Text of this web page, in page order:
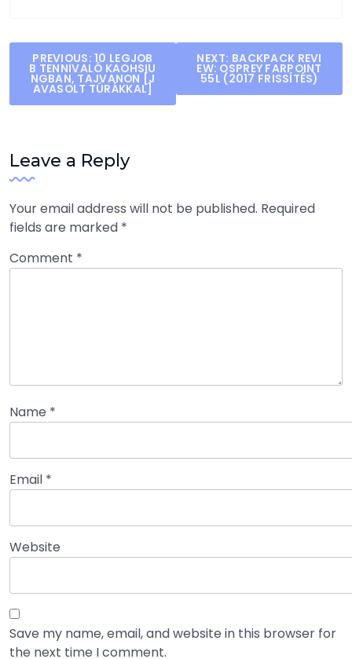
Post
navigation
PREVIOUS: 10 LEGJOB
B TENNIVALÓ KAOHSIU
NGBAN, TAJVANON [J
AVASOLT TÚRÁKKAL]
NEXT: BACKPACK REVI
EW: OSPREY FARPOINT
55L (2017 FRISSÍTÉS)
Leave a Reply
Your email address will not be published. Required
fields are marked *
Comment *
Name *
Email *
Website
Save my name, email, and website in this browser for
the next time I comment.